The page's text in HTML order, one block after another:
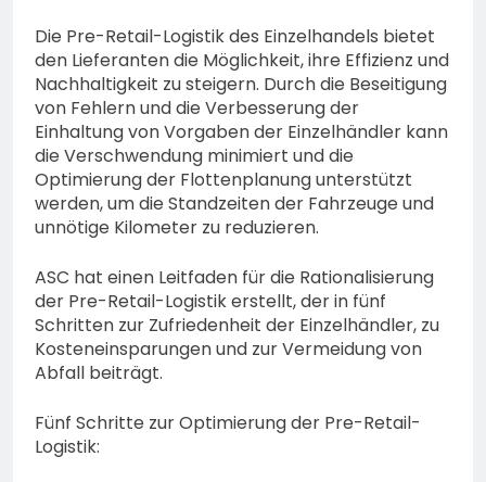
Die Pre-Retail-Logistik des Einzelhandels bietet
den Lieferanten die Möglichkeit, ihre Effizienz und
Nachhaltigkeit zu steigern. Durch die Beseitigung
von Fehlern und die Verbesserung der
Einhaltung von Vorgaben der Einzelhändler kann
die Verschwendung minimiert und die
Optimierung der Flottenplanung unterstützt
werden, um die Standzeiten der Fahrzeuge und
unnötige Kilometer zu reduzieren.
ASC hat einen Leitfaden für die Rationalisierung
der Pre-Retail-Logistik erstellt, der in fünf
Schritten zur Zufriedenheit der Einzelhändler, zu
Kosteneinsparungen und zur Vermeidung von
Abfall beiträgt.
Fünf Schritte zur Optimierung der Pre-Retail-
Logistik: